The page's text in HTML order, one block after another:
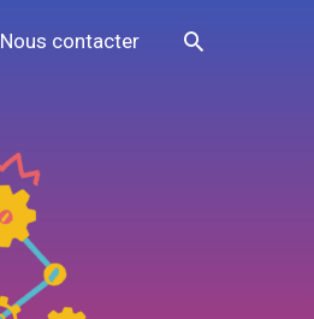
Nous contacter